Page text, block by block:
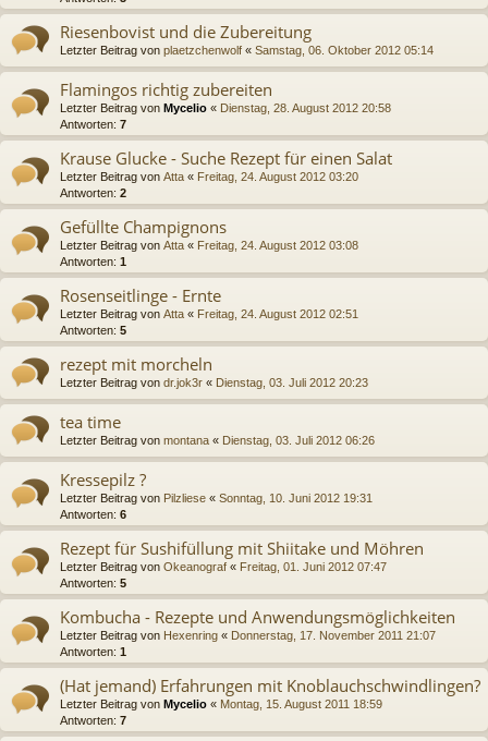
Riesenbovist und die Zubereitung
Letzter Beitrag von plaetzchenwolf « Samstag, 06. Oktober 2012 05:14
Flamingos richtig zubereiten
Letzter Beitrag von Mycelio « Dienstag, 28. August 2012 20:58
Antworten: 7
Krause Glucke - Suche Rezept für einen Salat
Letzter Beitrag von Atta « Freitag, 24. August 2012 03:20
Antworten: 2
Gefüllte Champignons
Letzter Beitrag von Atta « Freitag, 24. August 2012 03:08
Antworten: 1
Rosenseitlinge - Ernte
Letzter Beitrag von Atta « Freitag, 24. August 2012 02:51
Antworten: 5
rezept mit morcheln
Letzter Beitrag von dr.jok3r « Dienstag, 03. Juli 2012 20:23
tea time
Letzter Beitrag von montana « Dienstag, 03. Juli 2012 06:26
Kressepilz ?
Letzter Beitrag von Pilzliese « Sonntag, 10. Juni 2012 19:31
Antworten: 6
Rezept für Sushifüllung mit Shiitake und Möhren
Letzter Beitrag von Okeanograf « Freitag, 01. Juni 2012 07:47
Antworten: 5
Kombucha - Rezepte und Anwendungsmöglichkeiten
Letzter Beitrag von Hexenring « Donnerstag, 17. November 2011 21:07
Antworten: 1
(Hat jemand) Erfahrungen mit Knoblauchschwindlingen?
Letzter Beitrag von Mycelio « Montag, 15. August 2011 18:59
Antworten: 7